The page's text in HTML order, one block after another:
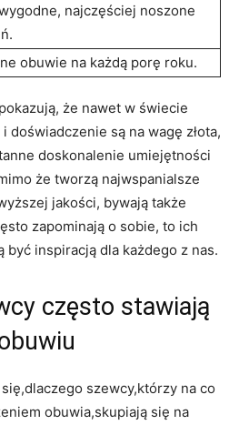
najczęściej noszone
obuwie na każdą porę roku.
że nawet w świecie
doświadczenie są na wagę złota,
doskonalenie umiejętności
że tworzą najwspanialsze
jakości, bywają także
zapominają o sobie, to ich
inspiracją dla każdego z nas.
często stawiają
szewcy,którzy na co
obuwia,skupiają się na